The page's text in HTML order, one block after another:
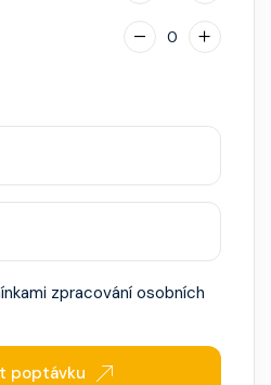
0
zpracování osobních
poptávku